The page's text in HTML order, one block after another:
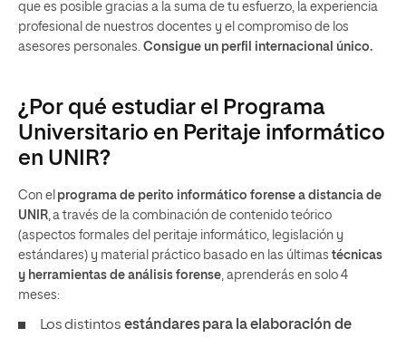
que es posible gracias a la suma de tu esfuerzo, la experiencia
profesional de nuestros docentes y el compromiso de los
asesores personales. Consigue un perfil internacional único.
¿Por qué estudiar el Programa
Universitario en Peritaje informático
en UNIR?
Con el programa de perito informático forense a distancia de
UNIR, a través de la combinación de contenido teórico
(aspectos formales del peritaje informático, legislación y
estándares) y material práctico basado en las últimas técnicas
y herramientas de análisis forense, aprenderás en solo 4
meses:
Los distintos estándares para la elaboración de